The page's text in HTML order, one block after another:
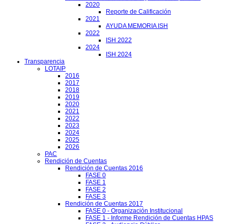
2020
Reporte de Calificación
2021
AYUDA MEMORIA ISH
2022
ISH 2022
2024
ISH 2024
Transparencia
LOTAIP
2016
2017
2018
2019
2020
2021
2022
2023
2024
2025
2026
PAC
Rendición de Cuentas
Rendición de Cuentas 2016
FASE 0
FASE 1
FASE 2
FASE 3
Rendición de Cuentas 2017
FASE 0 - Organización Institucional
FASE 1 - Informe Rendición de Cuentas HPAS